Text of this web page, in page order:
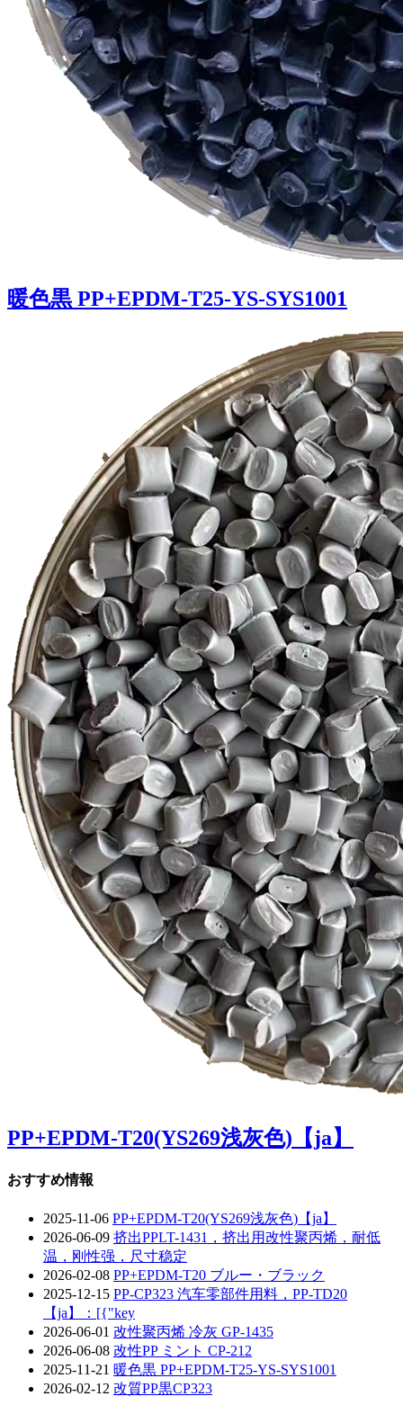
暖色黒 PP+EPDM-T25-YS-SYS1001
PP+EPDM-T20(YS269浅灰色)【ja】
おすすめ情報
2025-11-06 PP+EPDM-T20(YS269浅灰色)【ja】
2026-06-09 挤出PPLT-1431，挤出用改性聚丙烯，耐低
温，刚性强，尺寸稳定
2026-02-08 PP+EPDM-T20 ブルー・ブラック
2025-12-15 PP-CP323 汽车零部件用料，PP-TD20
【ja】：[{"key
2026-06-01 改性聚丙烯 冷灰 GP-1435
2026-06-08 改性PP ミント CP-212
2025-11-21 暖色黒 PP+EPDM-T25-YS-SYS1001
2026-02-12 改質PP黒CP323